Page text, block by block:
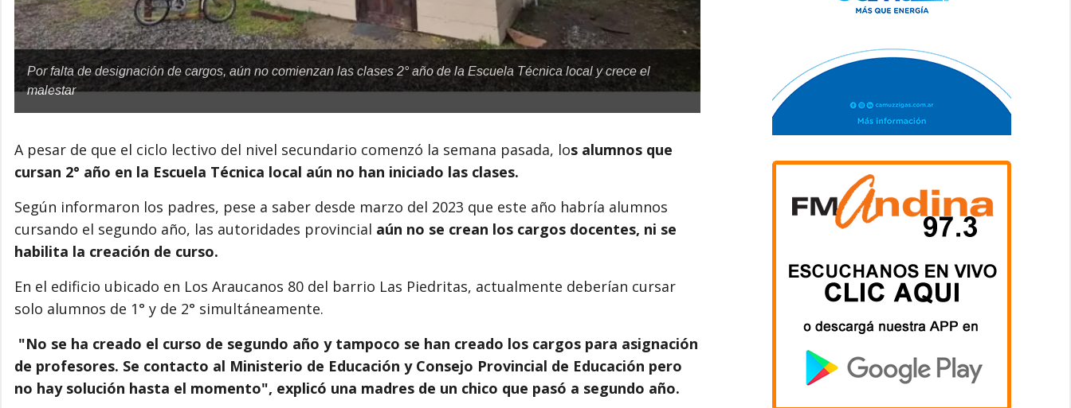
Por falta de designación de cargos, aún no comienzan las clases 2° año de la Escuela Técnica local y crece el
malestar
A pesar de que el ciclo lectivo del nivel secundario comenzó la semana pasada, los alumnos que
cursan 2° año en la Escuela Técnica local aún no han iniciado las clases.
Según informaron los padres, pese a saber desde marzo del 2023 que este año habría alumnos
cursando el segundo año, las autoridades provincial aún no se crean los cargos docentes, ni se
habilita la creación de curso.
En el edificio ubicado en Los Araucanos 80 del barrio Las Piedritas, actualmente deberían cursar
solo alumnos de 1° y de 2° simultáneamente.
"No se ha creado el curso de segundo año y tampoco se han creado los cargos para asignación
de profesores. Se contacto al Ministerio de Educación y Consejo Provincial de Educación pero
no hay solución hasta el momento", explicó una madres de un chico que pasó a segundo año.